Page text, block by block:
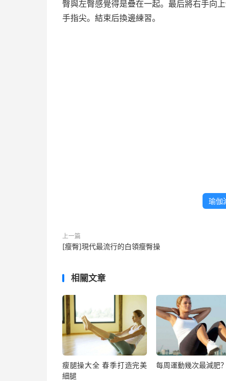
臀與左臀感覺得是疊在一起。最后將右手向
手指尖。結束后換邊練習。
瑜伽
上一篇
[瘦臀]現代最流行的白領瘦臀操
相關文章
瘦腿操大全 春季打造完美
細腿
每周運動幾次最減肥？